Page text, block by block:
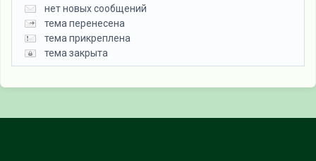
нет новых сообщений
тема перенесена
тема прикреплена
тема закрыта